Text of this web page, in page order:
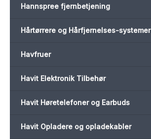
Hannspree fjernbetjening
Hårtørrere og Hårfjernelses-systemer
Havfruer
Havit Elektronik Tilbehør
Havit Høretelefoner og Earbuds
Havit Opladere og opladekabler